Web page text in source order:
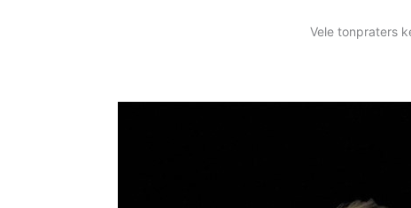
Vele tonpraters